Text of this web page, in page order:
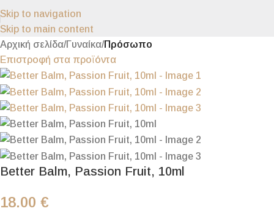
Skip to navigation
Skip to main content
Αρχική σελίδα Γυναίκα Πρόσωπο
Επιστροφή στα προϊόντα
Better Balm, Passion Fruit, 10ml
18.00 €